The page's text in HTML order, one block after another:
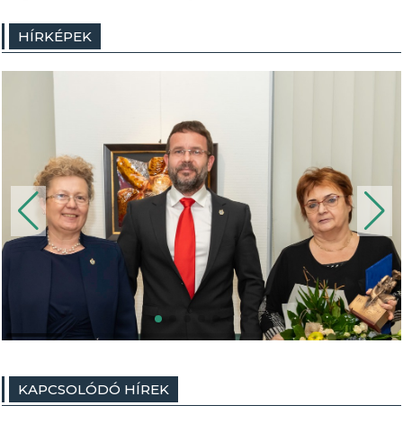
HÍRKÉPEK
KAPCSOLÓDÓ HÍREK